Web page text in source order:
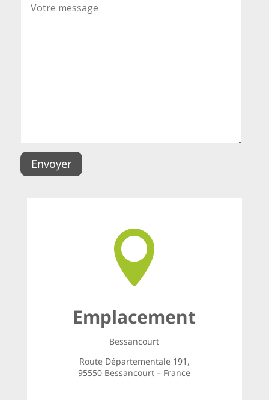
Envoyer

Emplacement
Bessancourt
Route Départementale 191,
95550 Bessancourt – France